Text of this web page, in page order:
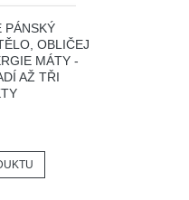
PÁNSKÝ
OBLIČEJ
MÁTY -
AŽ TŘI